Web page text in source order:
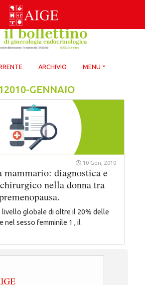
ARCHIVIO MENU
GENNAIO
10 Gen, 2010
mammario: diagnostica e
nella donna tra
livello globale di oltre il 20% delle
nel sesso femminile 1 , il